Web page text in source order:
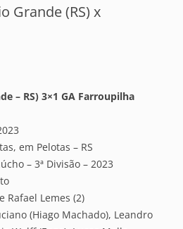
Grande (RS) x
– RS) 3×1 GA Farroupilha
em Pelotas – RS
– 3ª Divisão – 2023
Rafael Lemes (2)
(Hiago Machado), Leandro